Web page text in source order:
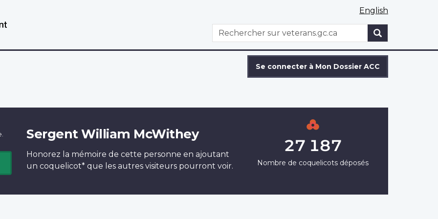
English
WxT
Search
Rechercher
Se connecter à Mon Dossier ACC
Sergent William McWithey
Honorez la mémoire de cette personne en ajoutant
un coquelicot* que les autres visiteurs pourront voir.
27 187
Nombre de coquelicots déposés